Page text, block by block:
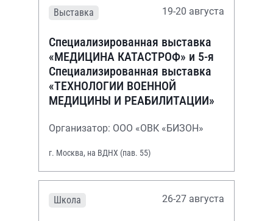
Выставка 19-20 августа
Специализированная выставка
«МЕДИЦИНА КАТАСТРОФ» и 5-я
Специализированная выставка
«ТЕХНОЛОГИИ ВОЕННОЙ
МЕДИЦИНЫ И РЕАБИЛИТАЦИИ»
Организатор: ООО «ОВК «БИЗОН»
г. Москва, на ВДНХ (пав. 55)
Школа 26-27 августа